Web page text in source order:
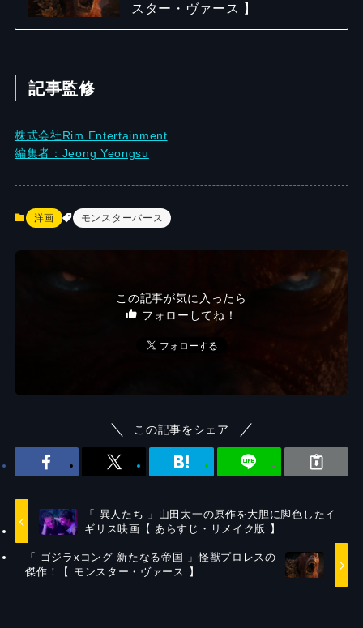
スター・ヴァース 】
記事監修
株式会社Rim Entertainment
編集者：Jeong Yeongsu
洋画 モンスターバース
この記事が気に入ったら
フォローしてね！
この記事をシェア
「 異人たち 」山田太一の原作を大胆に脚色したイ
ギリス映画【 あらすじ・リメイク版 】
「 ゴジラxコング 新たなる帝国 」怪獣プロレスの
傑作！【 モンスター・ヴァース 】